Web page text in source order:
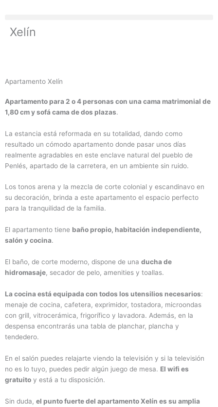
contenido
Xelín
Apartamento Xelín
Apartamento para 2 o 4 personas con una cama matrimonial de
1,80 cm y sofá cama de dos plazas.
La estancia está reformada en su totalidad, dando como
resultado un cómodo apartamento donde pasar unos días
realmente agradables en este enclave natural del pueblo de
Penlés, apartado de la carretera, en un ambiente sin ruido.
Los tonos arena y la mezcla de corte colonial y escandinavo en
su decoración, brinda a este apartamento el espacio perfecto
para la tranquilidad de la familia.
El apartamento tiene baño propio, habitación independiente,
salón y cocina.
El baño, de corte moderno, dispone de una ducha de
hidromasaje, secador de pelo, amenities y toallas.
La cocina está equipada con todos los utensilios necesarios:
menaje de cocina, cafetera, exprimidor, tostadora, microondas
con grill, vitrocerámica, frigorífico y lavadora. Además, en la
despensa encontrarás una tabla de planchar, plancha y
tendedero.
En el salón puedes relajarte viendo la televisión y si la televisión
no es lo tuyo, puedes pedir algún juego de mesa. El wifi es
gratuito y está a tu disposición.
Sin duda, el punto fuerte del apartamento Xelín es su amplia